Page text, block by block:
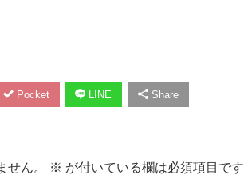
Pocket LINE Share
ん。 ※ が付いている欄は必須項目です